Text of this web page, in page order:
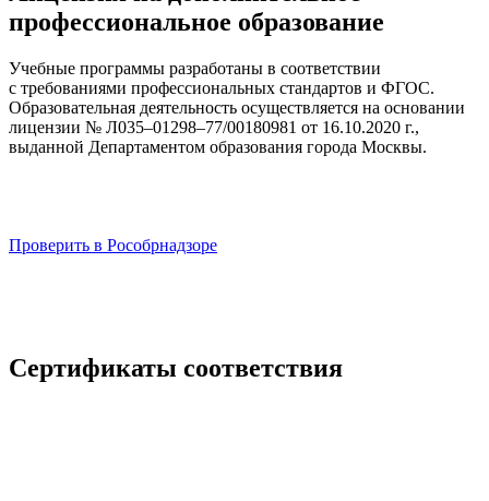
профессиональное образование
Учебные программы разработаны в соответствии
с требованиями профессиональных стандартов и ФГОС.
Образовательная деятельность осуществляется на основании
лицензии № Л035–01298–77/00180981 от 16.10.2020 г.,
выданной Департаментом образования города Москвы.
Проверить в Рособрнадзоре
Сертификаты соответствия